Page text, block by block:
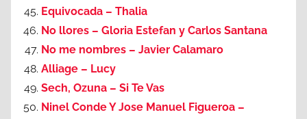
Equivocada – Thalia
No llores – Gloria Estefan y Carlos Santana
No me nombres – Javier Calamaro
Alliage – Lucy
Sech, Ozuna – Si Te Vas
Ninel Conde Y Jose Manuel Figueroa –